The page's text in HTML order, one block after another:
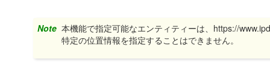
Note 本機能で指定可能なエンティティーは、https://
特定の位置情報を指定することはできません。